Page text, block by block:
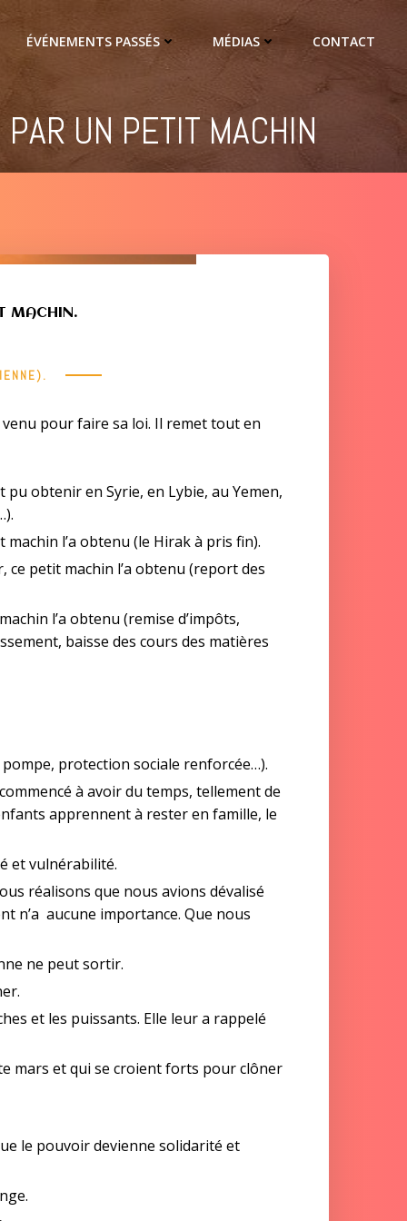
ÉVÉNEMENTS PASSÉS MÉDIAS CONTACT
UN PETIT MACHIN
MACHIN.
pour faire sa loi. Il remet tout en
pu obtenir en Syrie, en Lybie, au Yemen,
machin l’a obtenu (le Hirak à pris fin).
petit machin l’a obtenu (report des
l’a obtenu (remise d’impôts,
baisse des cours des matières
protection sociale renforcée…).
à avoir du temps, tellement de
apprennent à rester en famille, le
et vulnérabilité.
réalisons que nous avions dévalisé
n’a aucune importance. Que nous
ne peut sortir.
et les puissants. Elle leur a rappelé
mars et qui se croient forts pour clôner
le pouvoir devienne solidarité et